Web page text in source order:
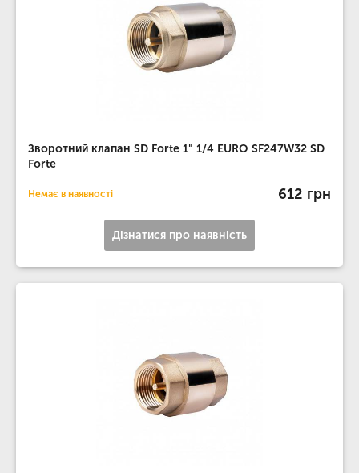
Зворотний клапан SD Forte 1" 1/4 EURO SF247W32 SD
Forte
Немає в наявності 612 грн
Дізнатися про наявність